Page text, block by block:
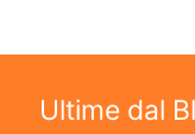
Ultime dal